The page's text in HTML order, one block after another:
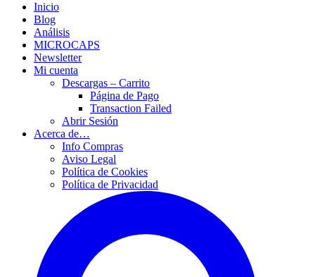
Inicio
Blog
Análisis
MICROCAPS
Newsletter
Mi cuenta
Descargas – Carrito
Página de Pago
Transaction Failed
Abrir Sesión
Acerca de…
Info Compras
Aviso Legal
Política de Cookies
Política de Privacidad